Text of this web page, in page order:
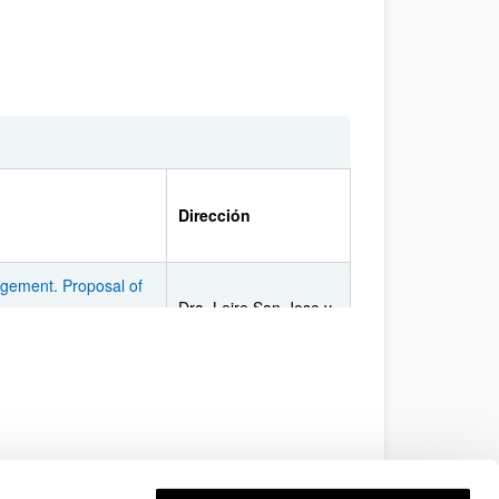
Dirección
Proposal of
Dra. Leire San-Jose y